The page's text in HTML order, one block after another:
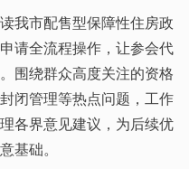
我市配售型保障性住房政
请全流程操作，让参会代
围绕群众高度关注的资格
闭管理等热点问题，工作
各界意见建议，为后续优
基础。